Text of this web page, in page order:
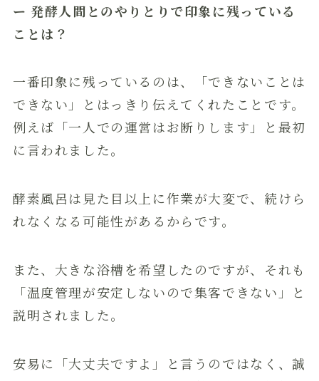
ー 発酵人間とのやりとりで印象に残っている
ことは？
一番印象に残っているのは、「できないことは
できない」とはっきり伝えてくれたことです。
例えば「一人での運営はお断りします」と最初
に言われました。
酵素風呂は見た目以上に作業が大変で、続けら
れなくなる可能性があるからです。
また、大きな浴槽を希望したのですが、それも
「温度管理が安定しないので集客できない」と
説明されました。
安易に「大丈夫ですよ」と言うのではなく、誠